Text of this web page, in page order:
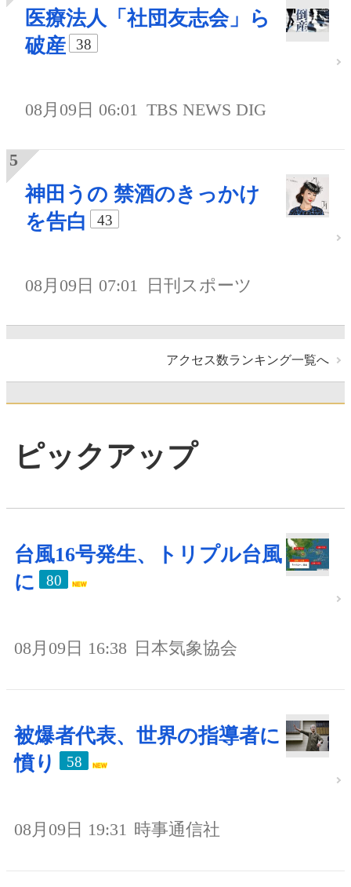
医療法人「社団友志会」ら
破産
38
08月09日 06:01 TBS NEWS DIG
神田うの 禁酒のきっかけ
を告白
43
08月09日 07:01 日刊スポーツ
アクセス数ランキング一覧へ
ピックアップ
台風16号発生、トリプル台風
に
80
08月09日 16:38 日本気象協会
被爆者代表、世界の指導者に
憤り
58
08月09日 19:31 時事通信社